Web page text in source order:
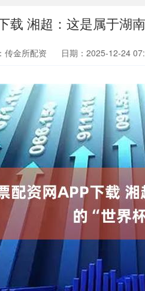
载 湘超：这是属于湖
传金所配资 日期：2025-12-24